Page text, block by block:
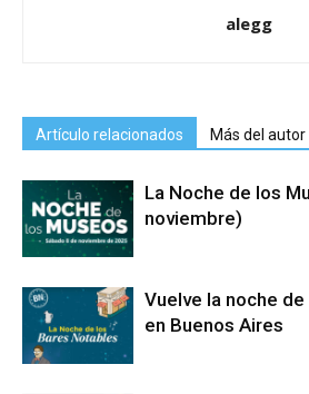
alegg
Artículo relacionados Más del autor
La Noche de los
noviembre)
Vuelve la noche
en Buenos Aires